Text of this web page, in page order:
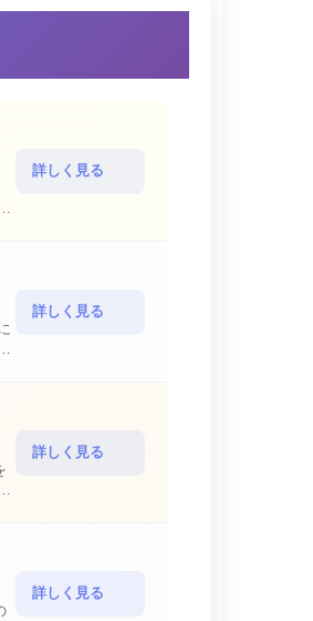
詳しく見る
詳しく見る
詳しく見る
詳しく見る